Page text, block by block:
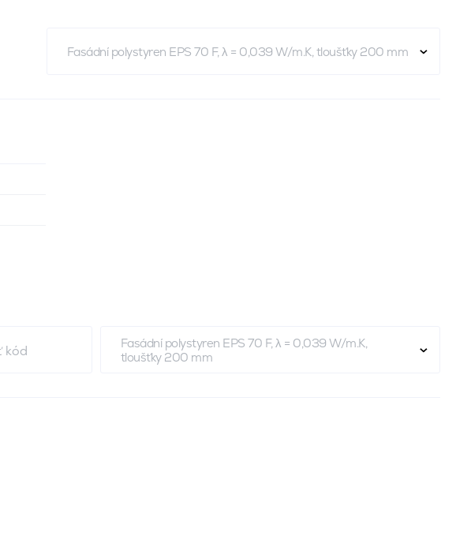
Fasádní polystyren EPS 70 F, λ = 0,039 W/m.K, tloušťky 200 mm
Fasádní polystyren EPS 70 F, λ = 0,039 W/m.K,
tloušťky 200 mm